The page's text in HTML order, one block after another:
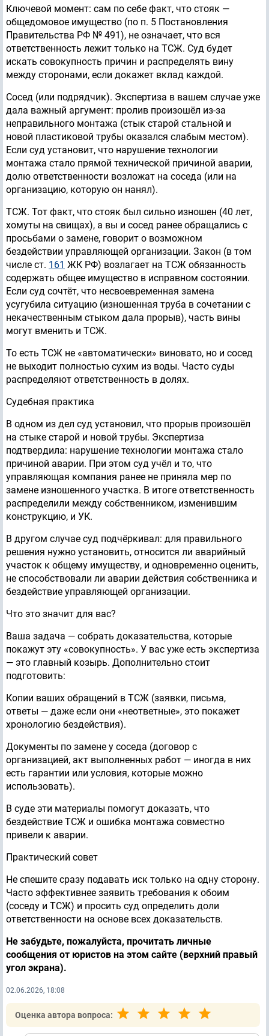
Ключевой момент: сам по себе факт, что стояк —
общедомовое имущество (по п. 5 Постановления
Правительства РФ № 491), не означает, что вся
ответственность лежит только на ТСЖ. Суд будет
искать совокупность причин и распределять вину
между сторонами, если докажет вклад каждой.
Сосед (или подрядчик). Экспертиза в вашем случае уже
дала важный аргумент: пролив произошёл из-за
неправильного монтажа (стык старой стальной и
новой пластиковой трубы оказался слабым местом).
Если суд установит, что нарушение технологии
монтажа стало прямой технической причиной аварии,
долю ответственности возложат на соседа (или на
организацию, которую он нанял).
ТСЖ. Тот факт, что стояк был сильно изношен (40 лет,
хомуты на свищах), а вы и сосед ранее обращались с
просьбами о замене, говорит о возможном
бездействии управляющей организации. Закон (в том
числе ст. 161 ЖК РФ) возлагает на ТСЖ обязанность
содержать общее имущество в исправном состоянии.
Если суд сочтёт, что несвоевременная замена
усугубила ситуацию (изношенная труба в сочетании с
некачественным стыком дала прорыв), часть вины
могут вменить и ТСЖ.
То есть ТСЖ не «автоматически» виновато, но и сосед
не выходит полностью сухим из воды. Часто суды
распределяют ответственность в долях.
Судебная практика
В одном из дел суд установил, что прорыв произошёл
на стыке старой и новой трубы. Экспертиза
подтвердила: нарушение технологии монтажа стало
причиной аварии. При этом суд учёл и то, что
управляющая компания ранее не приняла мер по
замене изношенного участка. В итоге ответственность
распределили между собственником, изменившим
конструкцию, и УК.
В другом случае суд подчёркивал: для правильного
решения нужно установить, относится ли аварийный
участок к общему имуществу, и одновременно оценить,
не способствовали ли аварии действия собственника и
бездействие управляющей организации.
Что это значит для вас?
Ваша задача — собрать доказательства, которые
покажут эту «совокупность». У вас уже есть экспертиза
— это главный козырь. Дополнительно стоит
подготовить:
Копии ваших обращений в ТСЖ (заявки, письма,
ответы — даже если они «неответные», это покажет
хронологию бездействия).
Документы по замене у соседа (договор с
организацией, акт выполненных работ — иногда в них
есть гарантии или условия, которые можно
использовать).
В суде эти материалы помогут доказать, что
бездействие ТСЖ и ошибка монтажа совместно
привели к аварии.
Практический совет
Не спешите сразу подавать иск только на одну сторону.
Часто эффективнее заявить требования к обоим
(соседу и ТСЖ) и просить суд определить доли
ответственности на основе всех доказательств.
Не забудьте, пожалуйста, прочитать личные
сообщения от юристов на этом сайте (верхний правый
угол экрана).
02.06.2026, 18:08
Оценка автора вопроса: